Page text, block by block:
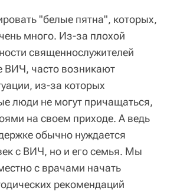
"белые пятна", которых,
много. Из-за плохой
священнослужителей
ВИЧ, часто возникают
из-за которых
люди не могут причащаться,
на своем приходе. А ведь
обычно нуждается
с ВИЧ, но и его семья. Мы
с врачами начать
рекомендаций